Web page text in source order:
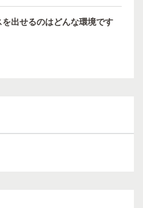
出せるのはどんな環境です